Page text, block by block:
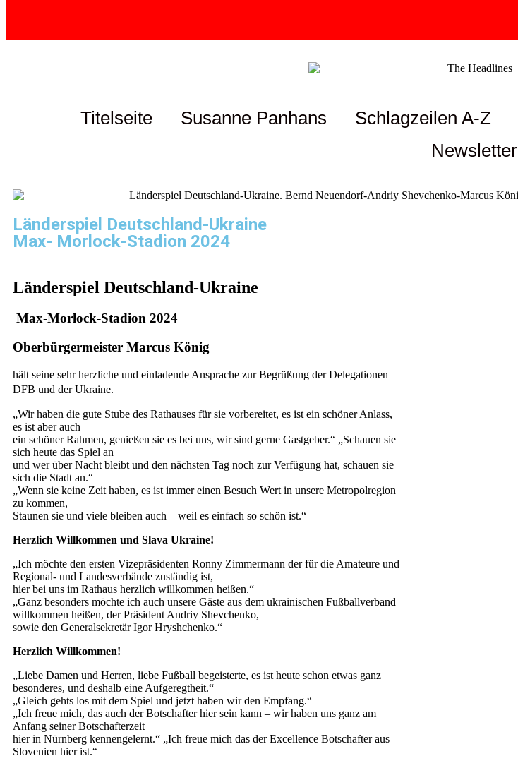
Titelseite Susanne Panhans Schlagzeilen A-Z
Newsletter
Länderspiel Deutschland-Ukraine
Max- Morlock-Stadion 2024
Länderspiel Deutschland-Ukraine
Max-Morlock-Stadion 2024
Oberbürgermeister Marcus König
hält seine sehr herzliche und einladende Ansprache zur Begrüßung der Delegationen
DFB und der Ukraine.
„Wir haben die gute Stube des Rathauses für sie vorbereitet, es ist ein schöner Anlass,
es ist aber auch
ein schöner Rahmen, genießen sie es bei uns, wir sind gerne Gastgeber.“ „Schauen sie
sich heute das Spiel an
und wer über Nacht bleibt und den nächsten Tag noch zur Verfügung hat, schauen sie
sich die Stadt an.“
„Wenn sie keine Zeit haben, es ist immer einen Besuch Wert in unsere Metropolregion
zu kommen,
Staunen sie und viele bleiben auch – weil es einfach so schön ist.“
Herzlich Willkommen und Slava Ukraine!
„Ich möchte den ersten Vizepräsidenten Ronny Zimmermann der für die Amateure und
Regional- und Landesverbände zuständig ist,
hier bei uns im Rathaus herzlich willkommen heißen.“
„Ganz besonders möchte ich auch unsere Gäste aus dem ukrainischen Fußballverband
willkommen heißen, der Präsident Andriy Shevchenko,
sowie den Generalsekretär Igor Hryshchenko.“
Herzlich Willkommen!
„Liebe Damen und Herren, liebe Fußball begeisterte, es ist heute schon etwas ganz
besonderes, und deshalb eine Aufgeregtheit.“
„Gleich gehts los mit dem Spiel und jetzt haben wir den Empfang.“
„Ich freue mich, das auch der Botschafter hier sein kann – wir haben uns ganz am
Anfang seiner Botschafterzeit
hier in Nürnberg kennengelernt.“ „Ich freue mich das der Excellence Botschafter aus
Slovenien hier ist.“